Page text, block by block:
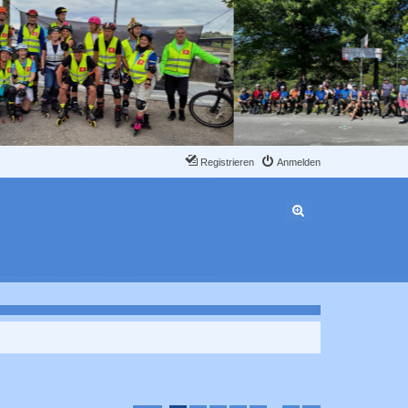
Anmelden
Registrieren